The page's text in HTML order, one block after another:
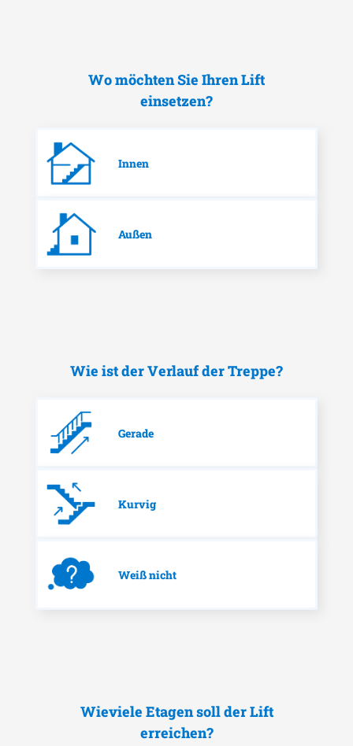
Wo möchten Sie Ihren Lift
einsetzen?
Innen
Außen
Wie ist der Verlauf der Treppe?
Gerade
Kurvig
Weiß nicht
Wieviele Etagen soll der Lift
erreichen?